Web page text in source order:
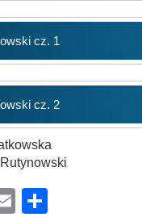
cz. 1
cz. 2
Email